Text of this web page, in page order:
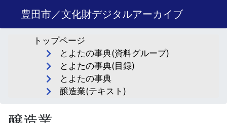
豊田市／文化財デジタルアーカイブ
トップページ
とよたの事典(資料グループ)
とよたの事典(目録)
とよたの事典
醸造業(テキスト)